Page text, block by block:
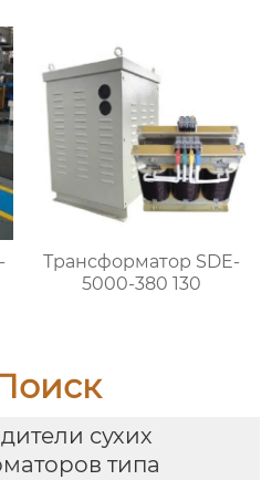
Трансформатор SDE-
5000-380 130
сухих
типа